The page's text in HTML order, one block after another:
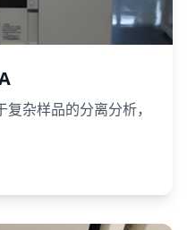
杂样品的分离分析，